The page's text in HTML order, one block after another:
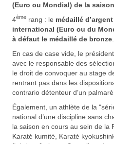
(Euro ou Mondial) de la
4ème rang : le médaillé d’argent
international (Euro ou du
à défaut le médaillé de bronze
En cas de case vide, le
avec le responsable des
le droit de convoquer au stage
rentrant pas dans les
contrario détenteur d’un
Également, un athlète de la
national d’une discipline sans
la saison en cours au sein de la
Karaté kumité, Karaté